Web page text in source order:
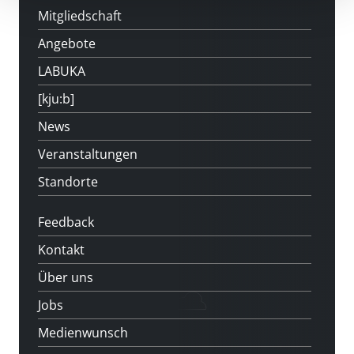
Mitgliedschaft
Angebote
LABUKA
[kju:b]
News
Veranstaltungen
Standorte
Feedback
Kontakt
Über uns
Jobs
Medienwunsch